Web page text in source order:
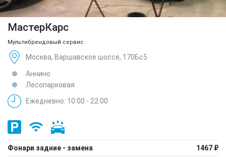
МастерКарс
Мультибрендовый сервис
Москва, Варшавское шоссе, 170Бс5
Аннино
Лесопарковая
Ежедневно: 10:00 - 22:00
Фонари задние - замена 1467 ₽